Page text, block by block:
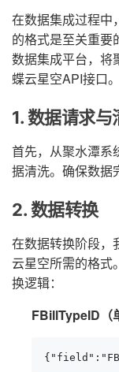
在数据集成过程中
的格式是至关重要
数据集成平台，将
蝶云星空API接口。
1. 数据请求与
首先，从聚水潭系
据清洗。确保数据
2. 数据转换
在数据转换阶段，
云星空所需的格式
换逻辑：
FBillTypeID（